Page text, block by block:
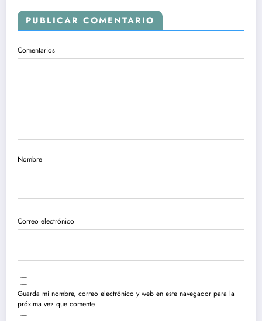
PUBLICAR COMENTARIO
Comentarios
Nombre
Correo electrónico
Guarda mi nombre, correo electrónico y web en este navegador para la
próxima vez que comente.